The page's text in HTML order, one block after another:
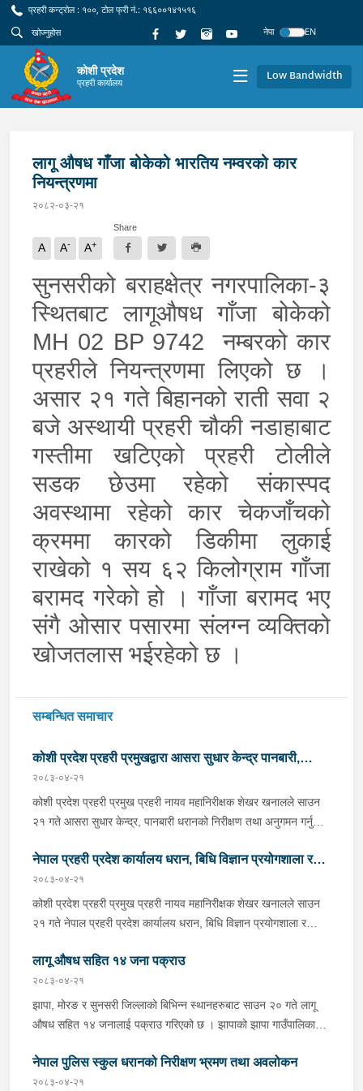
प्रहरी कन्ट्रोल : १००, टोल फ्री नं.: १६६००१४१५१६
नेपा
EN
कोशी प्रदेश
प्रहरी कार्यालय Low Bandwidth
लागू औषध गाँजा बोकेको भारतिय नम्वरको कार
नियन्त्रणमा
२०८२-०३-२१
A A- A+
Share
सुनसरीको बराहक्षेत्र नगरपालिका-३
स्थितबाट लागूऔषध गाँजा बोकेको
MH 02 BP 9742
नम्बरको कार
प्रहरीले नियन्त्रणमा लिएको छ ।
असार २१ गते बिहानको राती सवा २
बजे अस्थायी प्रहरी चौकी नडाहाबाट
गस्तीमा खटिएको प्रहरी टोलीले
सडक छेउमा रहेको संकास्पद
अवस्थामा रहेको कार चेकजाँचको
क्रममा कारको डिकीमा लुकाई
राखेको १ सय ६२ किलोग्राम गाँजा
बरामद गरेको हो । गाँजा बरामद भए
संगै ओसार पसारमा संलग्न व्यक्तिको
खोजतलास भईरहेको छ ।
सम्बन्धित समाचार
कोशी प्रदेश प्रहरी प्रमुखद्वारा आसरा सुधार केन्द्र पानबारी,
धरानको निरीक्षण
२०८३-०४-२१
कोशी प्रदेश प्रहरी प्रमुख प्रहरी नायव महानिरीक्षक शेखर खनालले साउन
२१ गते आसरा सुधार केन्द्र, पानबारी धरानको निरीक्षण तथा अनुगमन गर्नुको
निर्देशनको क्रममा वँहाले मानवीय, मर्यादित, सम्मानजनक र सहानुभूतिपूर्ण
व्यवहारले उपचार पद्दतिलाई सहज बनाई समाजमा पुनःस्थापनाको बातावरण
श्रृजना गर्न महत्वपूर्ण भुमिका निर्वाह गर्ने हुँदा सुधार केन्द्रमा रहेका
सुधारार्थीहरुको शारीरिक तथा मानसिक तन्दुरुस्ती राख्न बिभिन्न खेलकुदका
तालिमहरूको व्यवस्था मिलाउन निर्देशन दिनु भएको छ । उहाँले सुधार केन्द्रको
चौतर्फी सुरक्षा व्यवस्थालाई मजबुत बनाउन तथा अभिलेख व्यवस्थापनलाई
व्यवस्थित बनाई सुधार केन्द्रलाई जिम्मेवार, सुरक्षित र प्रभावकारी सेवा
केन्द्रका रूपमा सञ्चालन गर्न समेत निर्देशन दिनु भयो । साथै प्रदेश प्रहरी
प्रमुख खनालले केन्द्रमा कार्यरत पदाधिकारीहरु लगायत चिकित्सकहरुसंग
सुधारार्थीहरुको नियमित उपचार पद्दती र मनोसामाजिक परामर्श सेवाको बारेमा
जानकारी लिनुका साथै आवश्यक सल्लाह सुझाव दिनु भएको थियो ।
नेपाल प्रहरी प्रदेश कार्यालय धरान, बिधि विज्ञान प्रयोगशाला र
केनाईन शाखाको निरीक्षण तथा अनुगमन
२०८३-०४-२१
कोशी प्रदेश प्रहरी प्रमुख प्रहरी नायव महानिरीक्षक शेखर खनालले साउन
२१ गते नेपाल प्रहरी प्रदेश कार्यालय धरान, बिधि विज्ञान प्रयोगशाला र
कर्मचारीहरुलाई आवश्यक निर्देशन दिनुभएको छ । निर्देशनको क्रममा उहाँले
समाजमा घट्ने बिभिन्न आपराधिक घटनाहरुमा अनुसन्धान कार्यको सुपरीवेक्षण,
समिक्षा गर्न प्रहरीको विशेष प्राविधिक टोली परिचालन गरी अनुसन्धान
कार्यलाई सफल बनाउन र जिल्ला प्रहरी कार्यालयहरूबाट हुने अपराध
प्रभावकारी भुमिका निर्वाह गर्न निर्देशन दिनु भएको छ । साथै बिधि विज्ञान
प्रयोगशालामा प्रमाण सङ्कलन पश्चात गरीने परीक्षण कार्यमा वैज्ञानिक
लागू औषध सहित १४ जना पक्राउ
२०८३-०४-२१
झापा, मोरङ र सुनसरी जिल्लाको बिभिन्न स्थानहरुबाट साउन २० गते लागू
औषध सहित १४ जनालाई पक्राउ गरिएको छ । झापाको झापा गाउँपालिका–१
हाल शिवसताक्षी नगरपालिका–९ दुधे बस्ने ३० वर्षीय बिराज भुजेललाई १ ग्राम
६७ मिलिग्राम ब्राउन सुगर सहित, इलाका प्रहरी कार्यालय काँकरभिट्टा र
नेपाल पुलिस स्कुल धरानको निरीक्षण भ्रमण तथा अवलोकन
२०८३-०४-२१